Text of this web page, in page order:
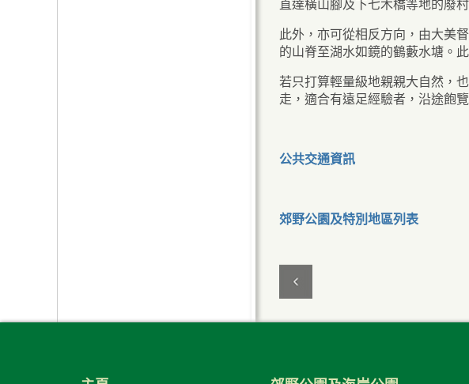
直達橫山腳及下七木橋等地的廢
此外，亦可從相反方向，由大美
的山脊至湖水如鏡的鶴藪水塘。
若只打算輕量級地親親大自然，
走，適合有遠足經驗者，沿途飽
公共交通資訊
郊野公園及特別地區列表